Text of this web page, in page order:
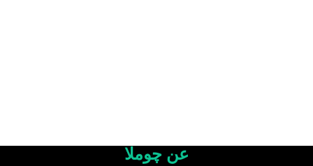
عن چوملا